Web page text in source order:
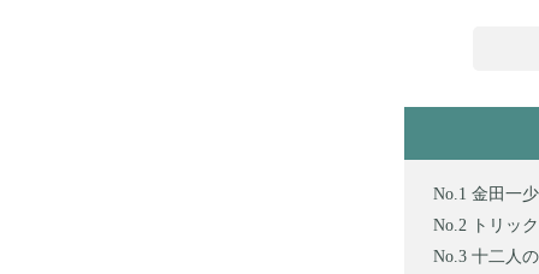
金田一
トリッ
十二人